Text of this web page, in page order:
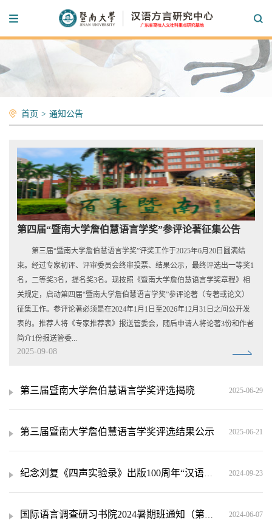
首页 > 通知公告
第四届“暨南大学詹伯慧语言学奖”参评论著征集公告
第三届“暨南大学詹伯慧语言学奖”评奖工作于2025年6月20日圆满结
束。经过专家初评、评审委员会终审投票、结果公示，最终评选出一等奖1
名，二等奖3名，提名奖3名。现按照《暨南大学詹伯慧语言学奖章程》相
关规定，启动第四届“暨南大学詹伯慧语言学奖”参评论著（专著或论文）
征集工作。参评论著必须是在2024年1月1日至2026年12月31日之间公开发
表的。推荐人将《专家推荐表》报送管委会，随后申请人将论著3份和作者
简介1份报送管委...
2025-09-08
第三届暨南大学詹伯慧语言学奖评选揭晓 2025-06-29
第三届暨南大学詹伯慧语言学奖评选结果公示 2025-06-21
纪念刘复《四声实验录》出版100周年“汉语方言声调语调”学术研讨会1号通知 2024-09-23
国际语言调查研习书院2024暑期班通知（第二版） 2024-06-07